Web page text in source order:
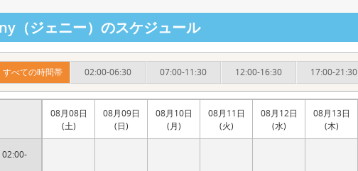
（ジェニー）のスケジュール
すべての時間帯 02:00-06:30 07:00-11:30 12:00-16:30 17:00-21:30
02:00-
08月08日
(土)
08月09日
(日)
08月10日
(月)
08月11日
(火)
08月12日
(水)
08月13日
(木)